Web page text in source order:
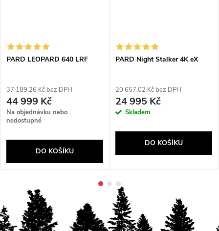
PARD LEOPARD 640 LRF
37 189,26 Kč bez DPH
44 999 Kč
Na objednávku nebo
nedostupné
DO KOŠÍKU
PARD Night Stalker 4K eX
20 657,02 Kč bez DPH
24 995 Kč
Skladem
DO KOŠÍKU